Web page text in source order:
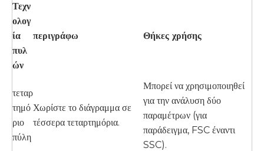
Τεχν
ολογ
ία
πυλ
ών
περιγράφω Θήκες χρήσης
τεταρ
τημό
ριο
πύλη
Χωρίστε το διάγραμμα σε
τέσσερα τεταρτημόρια.
Μπορεί να χρησιμοποιηθεί
για την ανάλυση δύο
παραμέτρων (για
παράδειγμα, FSC έναντι
SSC).